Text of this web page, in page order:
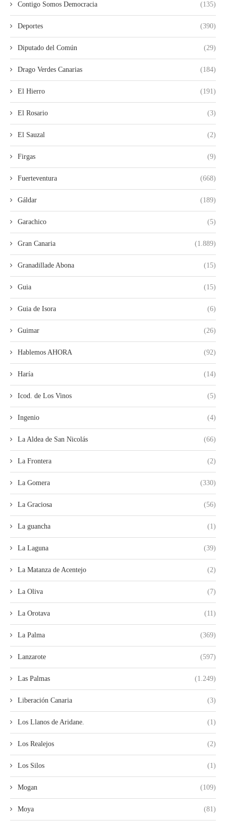
Contigo Somos Democracia (135)
Deportes (390)
Diputado del Común (29)
Drago Verdes Canarias (184)
El Hierro (191)
El Rosario (3)
El Sauzal (2)
Firgas (9)
Fuerteventura (668)
Gáldar (189)
Garachico (5)
Gran Canaria (1.889)
Granadillade Abona (15)
Guia (15)
Guia de Isora (6)
Guimar (26)
Hablemos AHORA (92)
Haría (14)
Icod. de Los Vinos (5)
Ingenio (4)
La Aldea de San Nicolás (66)
La Frontera (2)
La Gomera (330)
La Graciosa (56)
La guancha (1)
La Laguna (39)
La Matanza de Acentejo (2)
La Oliva (7)
La Orotava (11)
La Palma (369)
Lanzarote (597)
Las Palmas (1.249)
Liberación Canaria (3)
Los Llanos de Aridane. (1)
Los Realejos (2)
Los Silos (1)
Mogan (109)
Moya (81)